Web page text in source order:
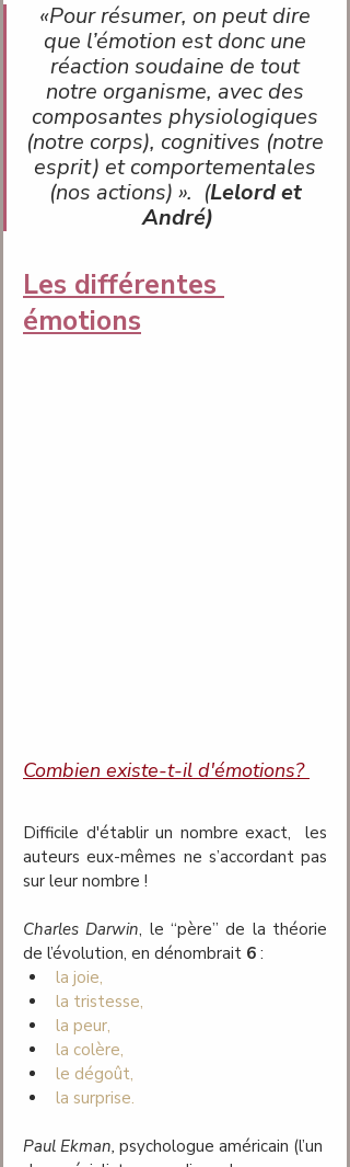
«Pour résumer, on peut dire
que l’émotion est donc une
réaction soudaine de tout
notre organisme, avec des
composantes physiologiques
(notre corps), cognitives (notre
esprit) et comportementales
(nos actions) ».  (Lelord et
André)
Les différentes
Combien existe-t-il d'émotions?
Difficile d'établir un nombre exact,  les
auteurs eux-mêmes ne s’accordant pas
sur leur nombre !
Charles Darwin, le “père” de la théorie
de l’évolution, en dénombrait 6 :
la joie,
la tristesse,
la peur,
la colère,
le dégoût,
la surprise.
Paul Ekman, psychologue américain (l’un